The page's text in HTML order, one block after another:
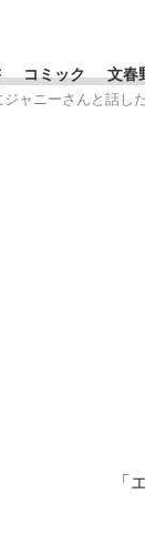
家筆頭・近衛家の
コミック 文春
ャニーさんと話した
「